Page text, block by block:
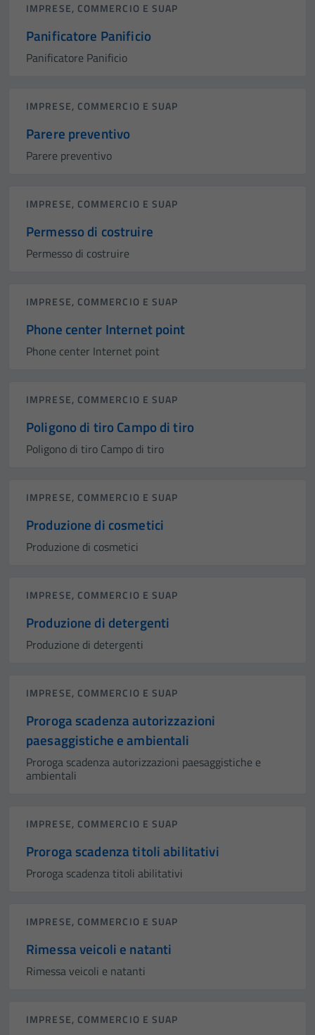
IMPRESE, COMMERCIO E SUAP
Panificatore Panificio
Panificatore Panificio
IMPRESE, COMMERCIO E SUAP
Parere preventivo
Parere preventivo
IMPRESE, COMMERCIO E SUAP
Permesso di costruire
Permesso di costruire
IMPRESE, COMMERCIO E SUAP
Phone center Internet point
Phone center Internet point
IMPRESE, COMMERCIO E SUAP
Poligono di tiro Campo di tiro
Poligono di tiro Campo di tiro
IMPRESE, COMMERCIO E SUAP
Produzione di cosmetici
Produzione di cosmetici
IMPRESE, COMMERCIO E SUAP
Produzione di detergenti
Produzione di detergenti
IMPRESE, COMMERCIO E SUAP
Proroga scadenza autorizzazioni
paesaggistiche e ambientali
Proroga scadenza autorizzazioni paesaggistiche e
ambientali
IMPRESE, COMMERCIO E SUAP
Proroga scadenza titoli abilitativi
Proroga scadenza titoli abilitativi
IMPRESE, COMMERCIO E SUAP
Rimessa veicoli e natanti
Rimessa veicoli e natanti
IMPRESE, COMMERCIO E SUAP